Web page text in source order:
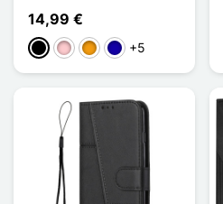
14,99 €
Schwarz
PinkOrangeDunkelblau
+5